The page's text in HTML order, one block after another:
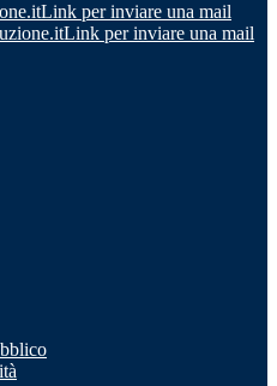
Link per inviare una mail
Link per inviare una mail